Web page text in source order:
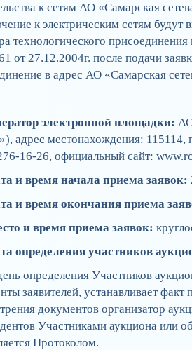
к сетям АО «Самарская
к электрическим сетям будут
технологического
от 27.12.2004г. после подачи
в адрес АО «Самарская
электронной площадки:
адрес местонахождения: 115114,
16-26, официальный сайт:
и время начала приема заявок:
и время окончания приема
и время приема заявок:
определения участников
определения Участников
заявителей, устанавливает факт
документов организатор
Участниками аукциона или
Протоколом.